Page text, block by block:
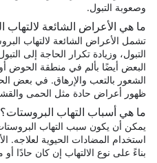
وصعوبة التبول.
ما هي الأعراض الشائعة لالتهاب
تشمل الأعراض الشائعة لالتهاب
التبول، وزيادة تكرار الحاجة إلى
البعض أيضًا بألم في منطقة الحوض
الشعور بالتعب والإرهاق. في بعض
ظهور أعراض حادة مثل الحمى
ما هي أسباب التهاب البروستات؟
يمكن أن يكون سبب التهاب
استخدام المضادات الحيوية لعلاجه.
بناءً على نوع الالتهاب إن كان حادًا أو